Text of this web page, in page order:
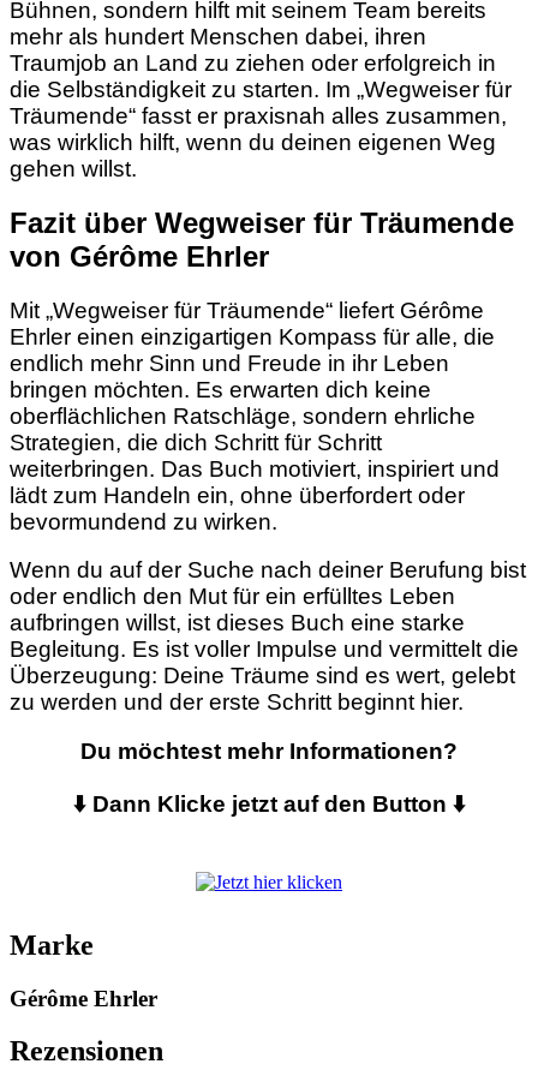
Bühnen, sondern hilft mit seinem Team bereits
mehr als hundert Menschen dabei, ihren
Traumjob an Land zu ziehen oder erfolgreich in
die Selbständigkeit zu starten. Im „Wegweiser für
Träumende“ fasst er praxisnah alles zusammen,
was wirklich hilft, wenn du deinen eigenen Weg
gehen willst.
Fazit über Wegweiser für Träumende
von Gérôme Ehrler
Mit „Wegweiser für Träumende“ liefert Gérôme
Ehrler einen einzigartigen Kompass für alle, die
endlich mehr Sinn und Freude in ihr Leben
bringen möchten. Es erwarten dich keine
oberflächlichen Ratschläge, sondern ehrliche
Strategien, die dich Schritt für Schritt
weiterbringen. Das Buch motiviert, inspiriert und
lädt zum Handeln ein, ohne überfordert oder
bevormundend zu wirken.
Wenn du auf der Suche nach deiner Berufung bist
oder endlich den Mut für ein erfülltes Leben
aufbringen willst, ist dieses Buch eine starke
Begleitung. Es ist voller Impulse und vermittelt die
Überzeugung: Deine Träume sind es wert, gelebt
zu werden und der erste Schritt beginnt hier.
Du möchtest mehr Informationen?
⬇️ Dann Klicke jetzt auf den Button ⬇️
Marke
Gérôme Ehrler
Rezensionen